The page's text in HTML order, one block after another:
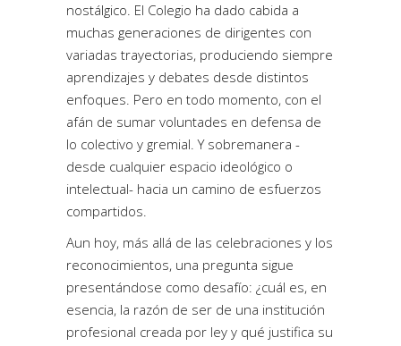
nostálgico. El Colegio ha dado cabida a
muchas generaciones de dirigentes con
variadas trayectorias, produciendo siempre
aprendizajes y debates desde distintos
enfoques. Pero en todo momento, con el
afán de sumar voluntades en defensa de
lo colectivo y gremial. Y sobremanera -
desde cualquier espacio ideológico o
intelectual- hacia un camino de esfuerzos
compartidos.
Aun hoy, más allá de las celebraciones y los
reconocimientos, una pregunta sigue
presentándose como desafío: ¿cuál es, en
esencia, la razón de ser de una institución
profesional creada por ley y qué justifica su